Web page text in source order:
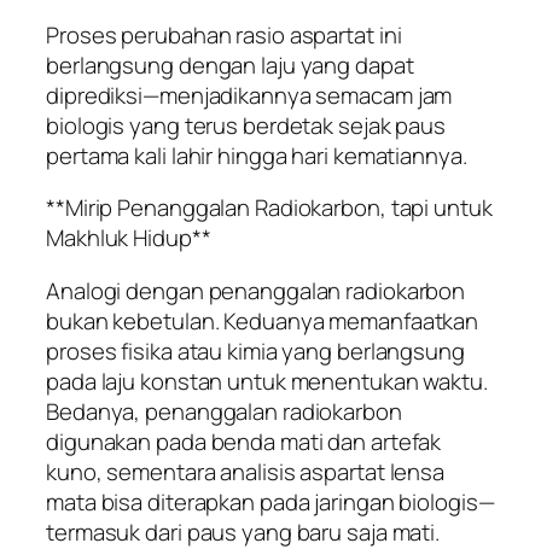
Proses perubahan rasio aspartat ini
berlangsung dengan laju yang dapat
diprediksi—menjadikannya semacam jam
biologis yang terus berdetak sejak paus
pertama kali lahir hingga hari kematiannya.
**Mirip Penanggalan Radiokarbon, tapi untuk
Makhluk Hidup**
Analogi dengan penanggalan radiokarbon
bukan kebetulan. Keduanya memanfaatkan
proses fisika atau kimia yang berlangsung
pada laju konstan untuk menentukan waktu.
Bedanya, penanggalan radiokarbon
digunakan pada benda mati dan artefak
kuno, sementara analisis aspartat lensa
mata bisa diterapkan pada jaringan biologis—
termasuk dari paus yang baru saja mati.